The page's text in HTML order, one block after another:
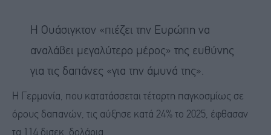
Η Ουάσιγκτον «πιέζει την Ευρώπη να
αναλάβει μεγαλύτερο μέρος» της ευθύνης
για τις δαπάνες «για την άμυνά της».
Η Γερμανία, που κατατάσσεται τέταρτη παγκοσμίως σε
όρους δαπανών, τις αύξησε κατά 24% το 2025, έφθασαν